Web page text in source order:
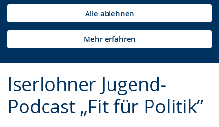
Alle ablehnen
Mehr erfahren
Iserlohner Jugend-
Podcast „Fit für Politik”